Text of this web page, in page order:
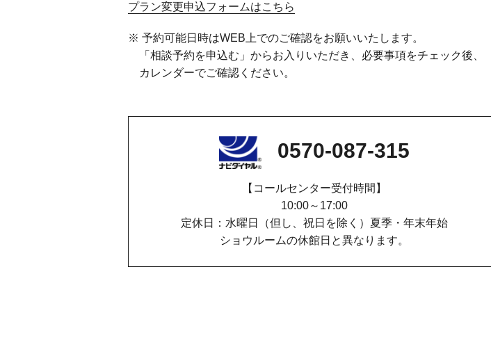
プラン変更申込フォームはこちら
※ 予約可能日時はWEB上でのご確認をお願いいたします。
「相談予約を申込む」からお入りいただき、必要事項をチェック後、
カレンダーでご確認ください。
0570-087-315
【コールセンター受付時間】
10:00～17:00
定休日：水曜日（但し、祝日を除く）夏季・年末年始
ショウルームの休館日と異なります。